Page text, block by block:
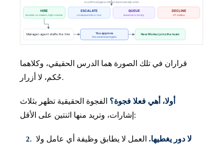
قراران في تلك الصورة هما الدرس الحقيقي، وكلاهما
حُكم، لا أزرار.
أولا، أهي فعلا فجوة؟ الفجوة الحقيقية تظهر بثلاث
إشارات، وتريد منها اثنتين على الأقل:
لا دور يغطيها. العمل لا يطابق وظيفة أي عامل ولا